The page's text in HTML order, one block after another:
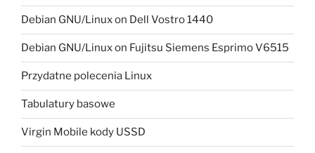
Debian GNU/Linux on Dell Vostro 1440
Debian GNU/Linux on Fujitsu Siemens Esprimo V6515
Przydatne polecenia Linux
Tabulatury basowe
Virgin Mobile kody USSD